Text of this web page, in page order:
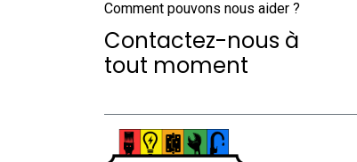
Comment pouvons nous aider ?
Contactez-nous à
tout moment